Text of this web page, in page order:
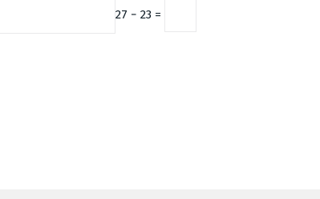
27 − 23 =